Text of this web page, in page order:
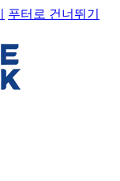
푸터로 건너뛰기